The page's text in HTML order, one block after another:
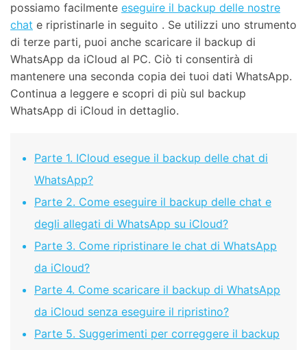
possiamo facilmente eseguire il backup delle nostre
chat e ripristinarle in seguito . Se utilizzi uno strumento
di terze parti, puoi anche scaricare il backup di
WhatsApp da iCloud al PC. Ciò ti consentirà di
mantenere una seconda copia dei tuoi dati WhatsApp.
Continua a leggere e scopri di più sul backup
WhatsApp di iCloud in dettaglio.
Parte 1. ICloud esegue il backup delle chat di
WhatsApp?
Parte 2. Come eseguire il backup delle chat e
degli allegati di WhatsApp su iCloud?
Parte 3. Come ripristinare le chat di WhatsApp
da iCloud?
Parte 4. Come scaricare il backup di WhatsApp
da iCloud senza eseguire il ripristino?
Parte 5. Suggerimenti per correggere il backup